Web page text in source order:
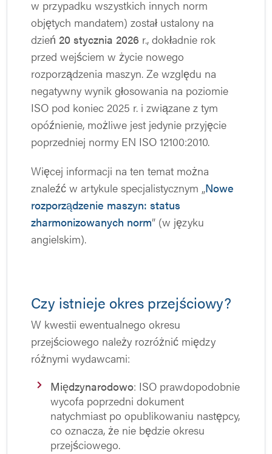
w przypadku wszystkich innych norm
objętych mandatem) został ustalony na
dzień 20 stycznia 2026 r., dokładnie rok
przed wejściem w życie nowego
rozporządzenia maszyn. Ze względu na
negatywny wynik głosowania na poziomie
ISO pod koniec 2025 r. i związane z tym
opóźnienie, możliwe jest jedynie przyjęcie
poprzedniej normy EN ISO 12100:2010.
Więcej informacji na ten temat można
znaleźć w artykule specjalistycznym „Nowe
rozporządzenie maszyn: status
zharmonizowanych norm” (w języku
angielskim).
Czy istnieje okres przejściowy?
W kwestii ewentualnego okresu
przejściowego należy rozróżnić między
różnymi wydawcami:
Międzynarodowo: ISO prawdopodobnie
wycofa poprzedni dokument
natychmiast po opublikowaniu następcy,
co oznacza, że nie będzie okresu
przejściowego.